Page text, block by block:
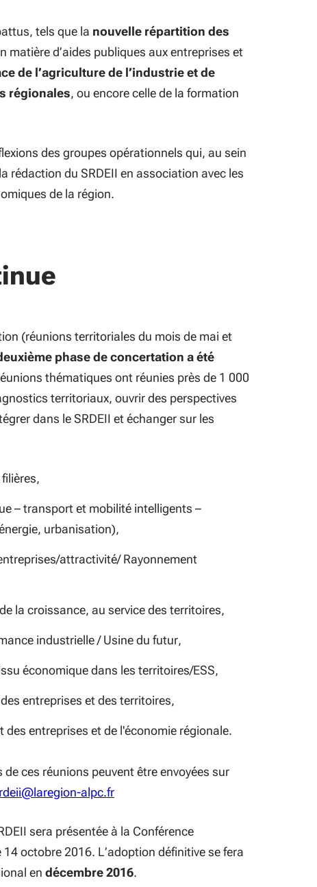
tels que la nouvelle répartition des
matière d’aides publiques aux entreprises et
de l’agriculture de l’industrie et de
régionales, ou encore celle de la formation
des groupes opérationnels qui, au sein
rédaction du SRDEII en association avec les
de la région.
(réunions territoriales du mois de mai et
phase de concertation a été
thématiques ont réunies près de 1 000
territoriaux, ouvrir des perspectives
dans le SRDEII et échanger sur les
– transport et mobilité intelligents –
urbanisation),
attractivité/ Rayonnement
la croissance, au service des territoires,
industrielle / Usine du futur,
économique dans les territoires/ESS,
entreprises et des territoires,
des entreprises et de l'économie régionale.
ces réunions peuvent être envoyées sur
alpc.fr
sera présentée à la Conférence
octobre 2016. L’adoption définitive se fera
en décembre 2016.